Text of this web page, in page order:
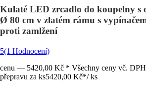
Kulaté LED zrcadlo do koupelny s
Ø 80 cm v zlatém rámu s
proti zamlžení
5(1 Hodnocení)
cenu — 5420,00 Kč * Všechny ceny vč. DPH
přepravu za ks5420,00 Kč*/ ks